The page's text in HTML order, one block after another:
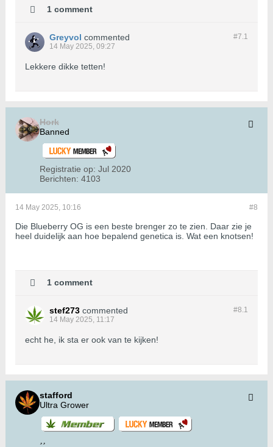
1 comment
#7.1
Greyvol commented
14 May 2025, 09:27
Lekkere dikke tetten!
Hork
Banned
Registratie op: Jul 2020
Berichten: 4103
#8
14 May 2025, 10:16
Die Blueberry OG is een beste brenger zo te zien. Daar zie je
heel duidelijk aan hoe bepalend genetica is. Wat een knotsen!
1 comment
#8.1
stef273 commented
14 May 2025, 11:17
echt he, ik sta er ook van te kijken!
stafford
Ultra Grower